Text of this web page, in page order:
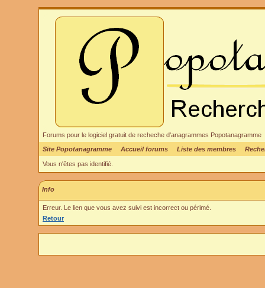
Forums pour le logiciel gratuit de recheche d'anagrammes Popotanagramme
Site Popotanagramme
Accueil forums Liste des membres
Vous n'êtes pas identifié.
Info
Erreur. Le lien que vous avez suivi est incorrect ou périmé.
Retour